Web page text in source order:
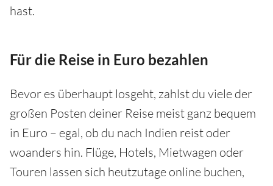
hast.
Für die Reise in Euro bezahlen
Bevor es überhaupt losgeht, zahlst du viele der
großen Posten deiner Reise meist ganz bequem
in Euro – egal, ob du nach Indien reist oder
woanders hin. Flüge, Hotels, Mietwagen oder
Touren lassen sich heutzutage online buchen,